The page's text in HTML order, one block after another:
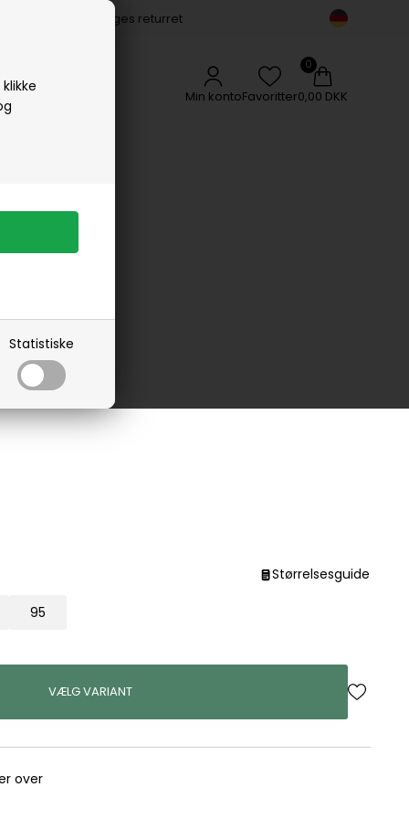
Statistiske
14 dages returret
Min kontoFavoritter0,00 DKK
Woods Copenhagen
Størrelsesguide
95
VÆLG VARIANT
over